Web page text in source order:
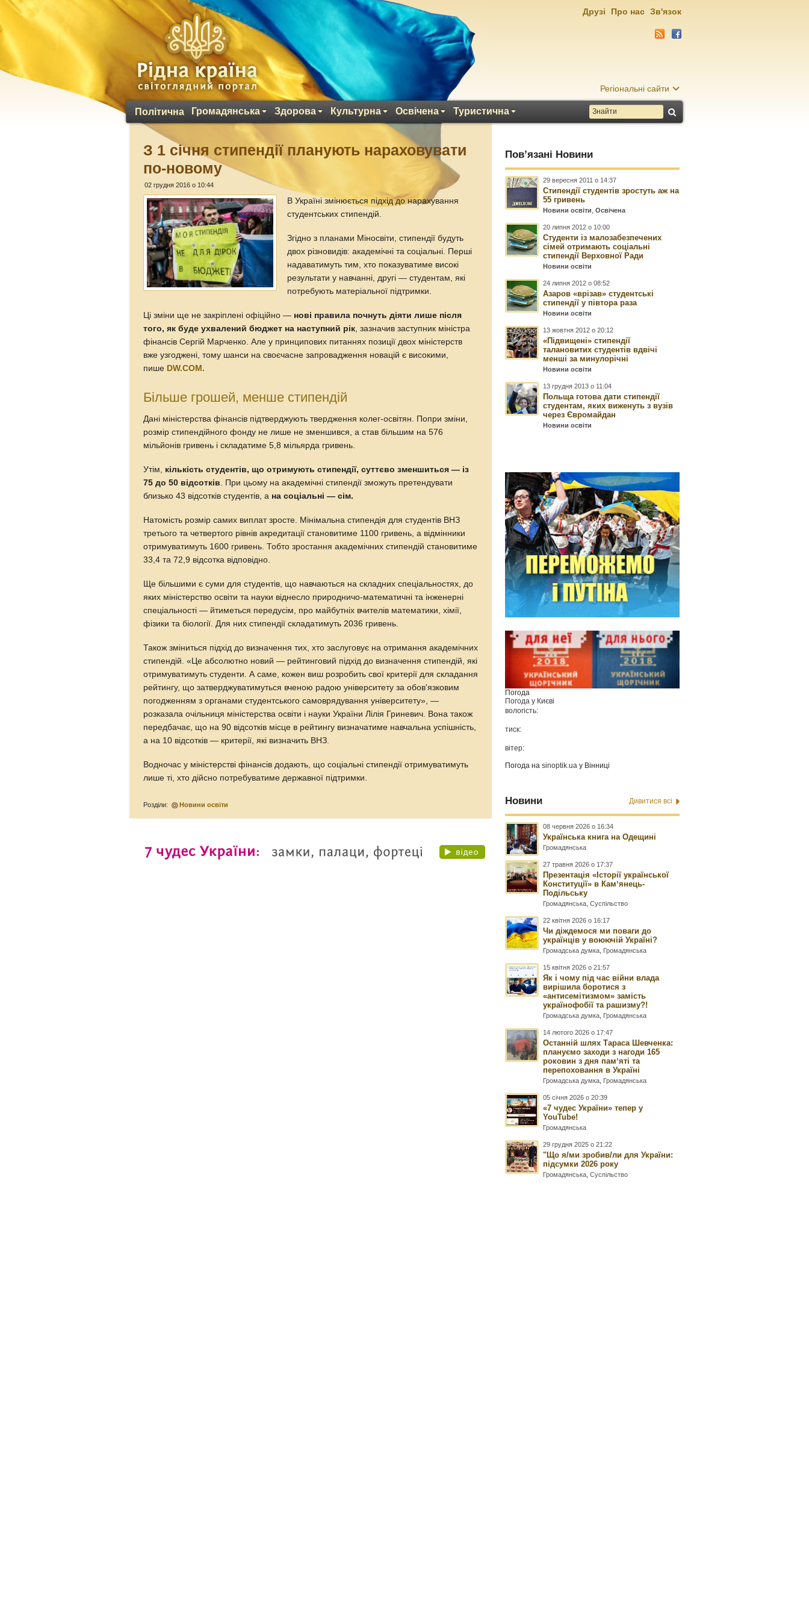
Регіональні сайти
Політична Громадянська Здорова Культурна Освічена Туристична
Друзі Про нас Зв'язок
З 1 січня стипендії планують нараховувати
по-новому
02 грудня 2016 о 10:44
В Україні змінюється підхід до нарахування
студентських стипендій.
Згідно з планами Міносвіти, стипендії будуть
двох різновидів: академічні та соціальні. Перші
надаватимуть тим, хто показуватиме високі
результати у навчанні, другі — студентам, які
потребують матеріальної підтримки.
Ці зміни ще не закріплені офіційно — нові правила почнуть діяти лише після
того, як буде ухвалений бюджет на наступний рік , зазначив заступник міністра
фінансів Сергій Марченко. Але у принципових питаннях позиції двох міністерств
вже узгоджені, тому шанси на своєчасне запровадження новацій є високими,
пише DW.COM.
Більше грошей, менше стипендій
Дані міністерства фінансів підтверджують твердження колег-освітян. Попри зміни,
розмір стипендійного фонду не лише не зменшився, а став більшим на 576
мільйонів гривень і складатиме 5,8 мільярда гривень.
Утім, кількість студентів, що отримують стипендії, суттєво зменшиться — із
75 до 50 відсотків . При цьому на академічні стипендії зможуть претендувати
близько 43 відсотків студентів, а на соціальні — сім.
Натомість розмір самих виплат зросте. Мінімальна стипендія для студентів ВНЗ
третього та четвертого рівнів акредитації становитиме 1100 гривень, а відмінники
отримуватимуть 1600 гривень. Тобто зростання академічних стипендій становитиме
33,4 та 72,9 відсотка відповідно.
Ще більшими є суми для студентів, що навчаються на складних спеціальностях, до
яких міністерство освіти та науки віднесло природничо-математичні та інженерні
спеціальності — йтиметься передусім, про майбутніх вчителів математики, хімії,
фізики та біології. Для них стипендії складатимуть 2036 гривень.
Також зміниться підхід до визначення тих, хто заслуговує на отримання академічних
стипендій. «Це абсолютно новий — рейтинговий підхід до визначення стипендій, які
отримуватимуть студенти. А саме, кожен виш розробить свої критерії для складання
рейтингу, що затверджуватимуться вченою радою університету за обов'язковим
погодженням з органами студентського самоврядування університету», —
розказала очільниця міністерства освіти і науки України Лілія Гриневич. Вона також
передбачає, що на 90 відсотків місце в рейтингу визначатиме навчальна успішність,
а на 10 відсотків — критерії, які визначить ВНЗ.
Водночас у міністерстві фінансів додають, що соціальні стипендії отримуватимуть
лише ті, хто дійсно потребуватиме державної підтримки.
Розділи: Новини освіти
Пов’язані Новини
29 вересня 2011 о 14:37
Стипендії студентів зростуть аж на
55 гривень
Новини освіти ,Освічена
20 липня 2012 о 10:00
Студенти із малозабезпечених
сімей отримають соціальні
стипендії Верховної Ради
Новини освіти
24 липня 2012 о 08:52
Азаров «врізав» студентські
стипендії у півтора раза
Новини освіти
13 жовтня 2012 о 20:12
«Підвищені» стипендії
талановитих студентів вдвічі
менші за минулорічні
Новини освіти
13 грудня 2013 о 11:04
Польща готова дати стипендії
студентам, яких виженуть з вузів
через Євромайдан
Новини освіти
Погода
Погода у Києві
вологість:
тиск:
вітер:
Погода наsinoptik.ua у Вінниці
Новини Дивитися всі
08 червня 2026 о 16:34
Українська книга на Одещині
Громадянська
27 травня 2026 о 17:37
Презентація «Історії української
Конституції» в Камʼянець-
Подільську
Громадянська ,Суспільство
22 квітня 2026 о 16:17
Чи діждемося ми поваги до
українців у воюючій Україні?
Громадська думка Громадянська
15 квітня 2026 о 21:57
Як і чому під час війни влада
вирішила боротися з
«антисемітизмом» замість
українофобії та рашизму?!
Громадська думка Громадянська
14 лютого 2026 о 17:47
Останній шлях Тараса Шевченка:
плануємо заходи з нагоди 165
роковин з дня памʼяті та
перепоховання в Україні
Громадська думка Громадянська
05 січня 2026 о 20:39
«7 чудес України» тепер у
YouTube!
Громадянська
29 грудня 2025 о 21:22
"Що я/ми зробив/ли для України:
підсумки 2026 року
Громадянська ,Суспільство